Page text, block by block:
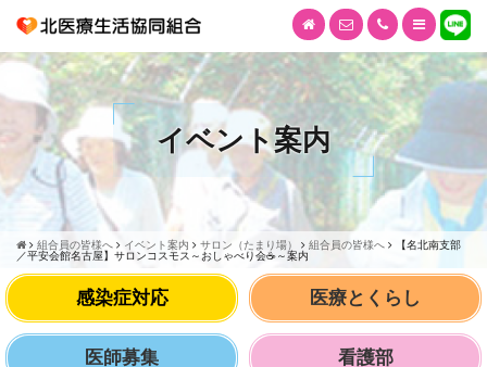
イベント案内
組合員の皆様へ イベント案内 サロン（たまり場） 組合員の皆様へ
【名北南支部
／平安会館名古屋】サロンコスモス～おしゃべり会☕～案内
感染症対応 医療とくらし
医師募集 看護部